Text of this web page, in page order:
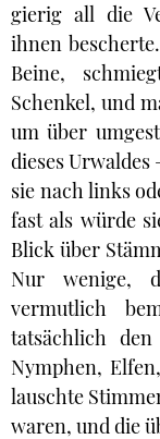
gierig all die
ihnen
Beine,
Schenkel, und
um über
dieses
sie nach links
fast als würde
Blick über
Nur wenige,
vermutlich
tatsächlich den
Nymphen,
lauschte
waren, und die